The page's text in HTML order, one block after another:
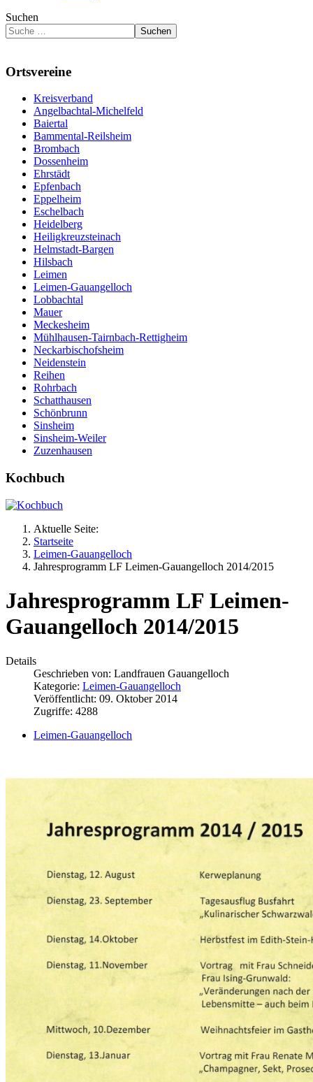
Suchen
Suchen
Ortsvereine
Kreisverband
Angelbachtal-Michelfeld
Baiertal
Bammental-Reilsheim
Brombach
Dossenheim
Ehrstädt
Epfenbach
Eppelheim
Eschelbach
Heidelberg
Heiligkreuzsteinach
Helmstadt-Bargen
Hilsbach
Leimen
Leimen-Gauangelloch
Lobbachtal
Mauer
Meckesheim
Mühlhausen-Tairnbach-Rettigheim
Neckarbischofsheim
Neidenstein
Reihen
Rohrbach
Schatthausen
Schönbrunn
Sinsheim
Sinsheim-Weiler
Zuzenhausen
Kochbuch
Aktuelle Seite:
Startseite
Leimen-Gauangelloch
Jahresprogramm LF Leimen-Gauangelloch 2014/2015
Jahresprogramm LF Leimen-
Gauangelloch 2014/2015
Details
Geschrieben von: Landfrauen Gauangelloch
Kategorie: Leimen-Gauangelloch
Veröffentlicht: 09. Oktober 2014
Zugriffe: 4288
Leimen-Gauangelloch